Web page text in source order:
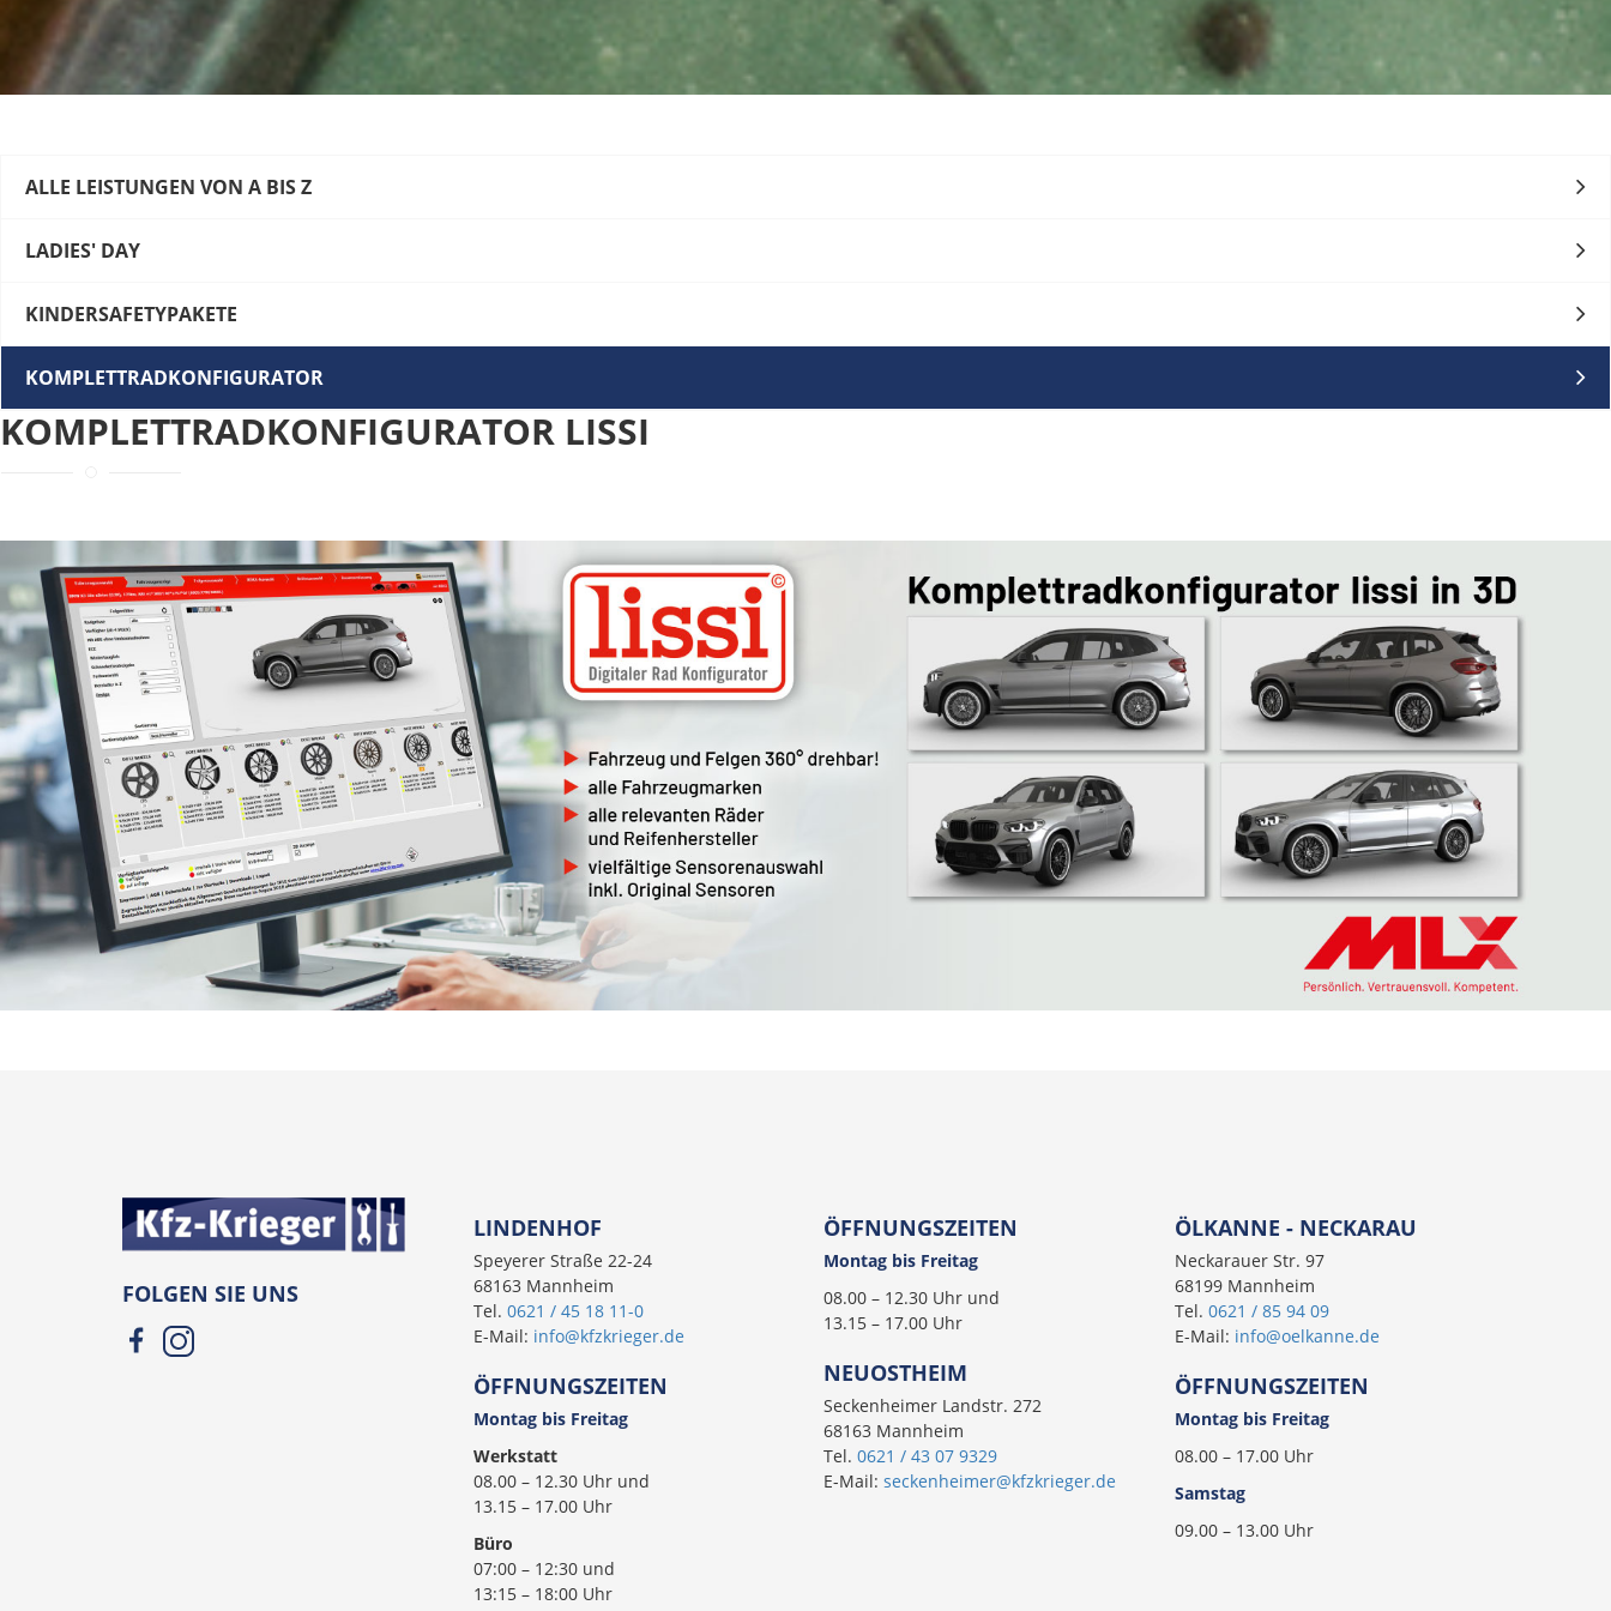
ALLE LEISTUNGEN VON A BIS Z
LADIES' DAY
KINDERSAFETYPAKETE
KOMPLETTRADKONFIGURATOR
KOMPLETTRADKONFIGURATOR LISSI
FOLGEN SIE UNS
LINDENHOF
Speyerer Straße 22-24
68163 Mannheim
Tel. 0621 / 45 18 11-0
E-Mail: info@kfzkrieger.de
ÖFFNUNGSZEITEN
Montag bis Freitag
Werkstatt
08.00 – 12.30 Uhr und
13.15 – 17.00 Uhr
Büro
07:00 – 12:30 und
13:15 – 18:00 Uhr
ÖFFNUNGSZEITEN
Montag bis Freitag
08.00 – 12.30 Uhr und
13.15 – 17.00 Uhr
NEUOSTHEIM
Seckenheimer Landstr. 272
68163 Mannheim
Tel. 0621 / 43 07 9329
E-Mail: seckenheimer@kfzkrieger.de
ÖLKANNE - NECKARAU
Neckarauer Str. 97
68199 Mannheim
Tel. 0621 / 85 94 09
E-Mail: info@oelkanne.de
ÖFFNUNGSZEITEN
Montag bis Freitag
08.00 – 17.00 Uhr
Samstag
09.00 – 13.00 Uhr